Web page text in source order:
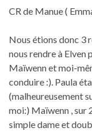
CR de Manue (
Nous étions donc 3
nous rendre à Elven
Maïwenn et moi-
conduire :). Paula
(malheureusement
moi:) Maïwenn , sur
simple dame et